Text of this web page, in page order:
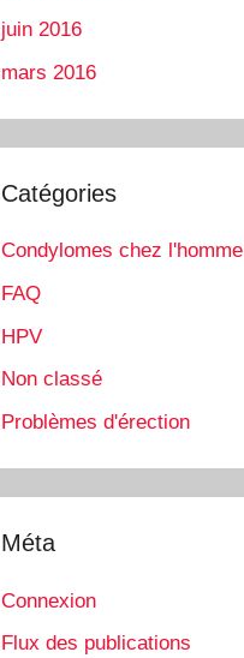
juin 2016
mars 2016
Catégories
Condylomes chez l'homme
FAQ
HPV
Non classé
Problèmes d'érection
Méta
Connexion
Flux des publications